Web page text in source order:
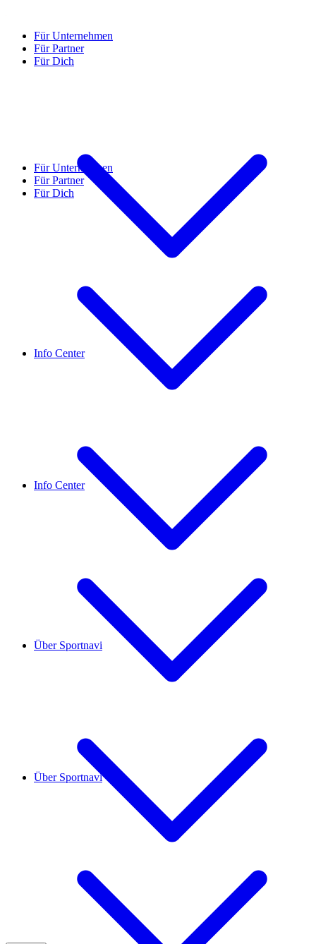
Für Unternehmen
Für Partner
Für Dich
Info Center
Über Sportnavi
Für Unternehmen
Für Partner
Für Dich
Info Center
Über Sportnavi